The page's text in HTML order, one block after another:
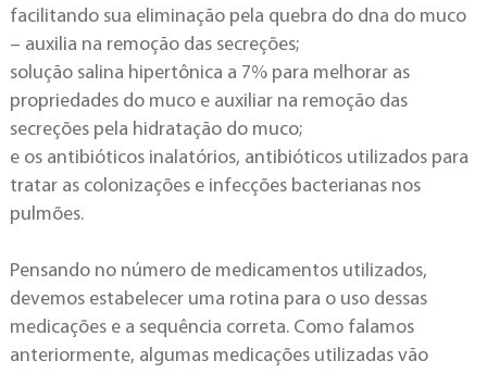
facilitando sua eliminação pela quebra do dna do muco
– auxilia na remoção das secreções;
solução salina hipertônica a 7% para melhorar as
propriedades do muco e auxiliar na remoção das
secreções pela hidratação do muco;
e os antibióticos inalatórios, antibióticos utilizados para
tratar as colonizações e infecções bacterianas nos
pulmões.
Pensando no número de medicamentos utilizados,
devemos estabelecer uma rotina para o uso dessas
medicações e a sequência correta. Como falamos
anteriormente, algumas medicações utilizadas vão